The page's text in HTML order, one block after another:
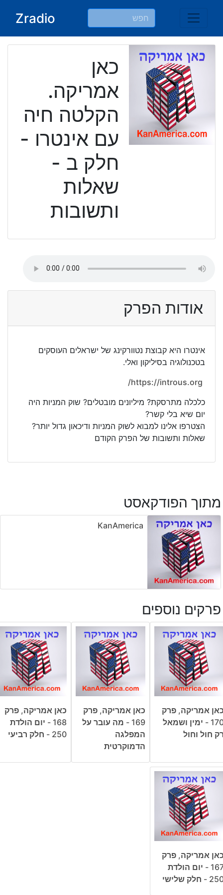
Zradio
כאן
אמריקה.
הקלטה חיה
עם אינטרו -
חלק ב -
שאלות
ותשובות
אודות הפרק
אינטרו היא קבוצת נטוורקינג של ישראלים העוסקים
בטכנולוגיה בסיליקון ואלי.
https://introus.org/
כלכלה מתרסקת? מיליונים מובטלים? שוק המניות היה
יום שיא בלי קשר?
הצטרפו אלינו למבוא לשוק המניות ודיכאון גדול יותר?
שאלות ותשובות של הפרק הקודם
מתוך הפודקאסט
KanAmerica
פרקים נוספים
אמריקה, פרק
170 - ימין ושמאל
חול וחול
כאן אמריקה, פרק
169 - מה עובר על
המפלגה
הדמוקרטית
כאן אמריקה, פרק
168 - יום הולדת
250 - חלק רביעי
אמריקה, פרק
167 - יום הולדת
- חלק שלישי